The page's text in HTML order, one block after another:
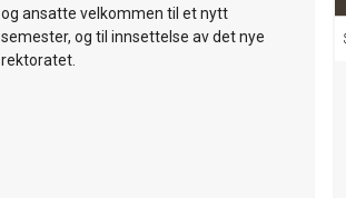
og ansatte velkommen til et nytt
semester, og til innsettelse av det nye
rektoratet.